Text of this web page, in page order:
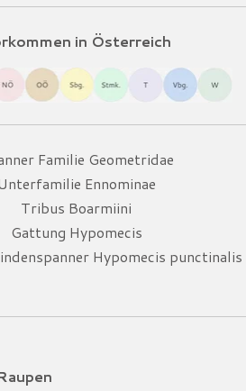
in Österreich
Familie Geometridae
Ennominae
Tribus Boarmiini
Gattung Hypomecis
Hypomecis punctinalis